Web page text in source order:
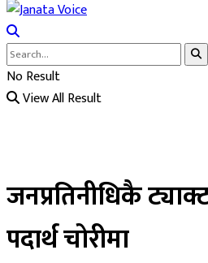
No Result
View All Result
जनप्रतिनीधिकै
पदार्थ चोरीमा